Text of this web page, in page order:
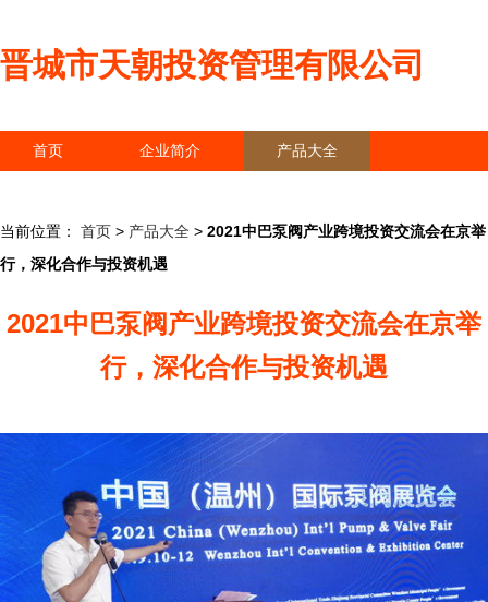
晋城市天朝投资管理有限公司
首页 企业简介 产品大全
当前位置： 首页 > 产品大全 > 2021中巴泵阀产业跨境投资交流会在京举
行，深化合作与投资机遇
2021中巴泵阀产业跨境投资交流会在京举
行，深化合作与投资机遇